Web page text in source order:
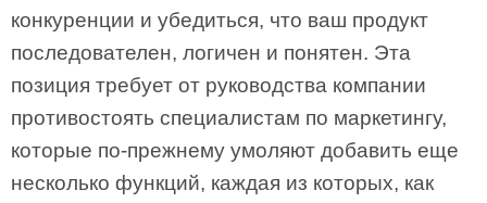
конкуренции и убедиться, что ваш продукт
последователен, логичен и понятен. Эта
позиция требует от руководства компании
противостоять специалистам по маркетингу,
которые по-прежнему умоляют добавить еще
несколько функций, каждая из которых, как